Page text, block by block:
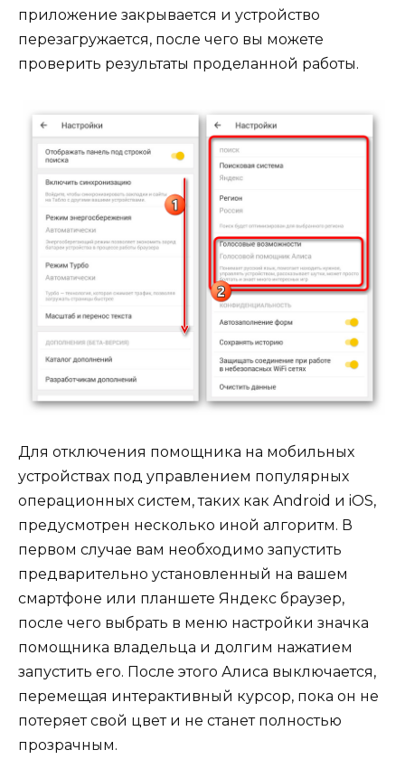
приложение закрывается и устройство
перезагружается, после чего вы можете
проверить результаты проделанной работы.
Для отключения помощника на мобильных
устройствах под управлением популярных
операционных систем, таких как Android и iOS,
предусмотрен несколько иной алгоритм. В
первом случае вам необходимо запустить
предварительно установленный на вашем
смартфоне или планшете Яндекс браузер,
после чего выбрать в меню настройки значка
помощника владельца и долгим нажатием
запустить его. После этого Алиса выключается,
перемещая интерактивный курсор, пока он не
потеряет свой цвет и не станет полностью
прозрачным.